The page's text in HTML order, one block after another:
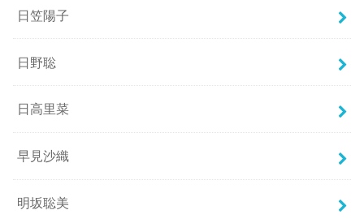
日笠陽子
日野聡
日高里菜
早見沙織
明坂聡美